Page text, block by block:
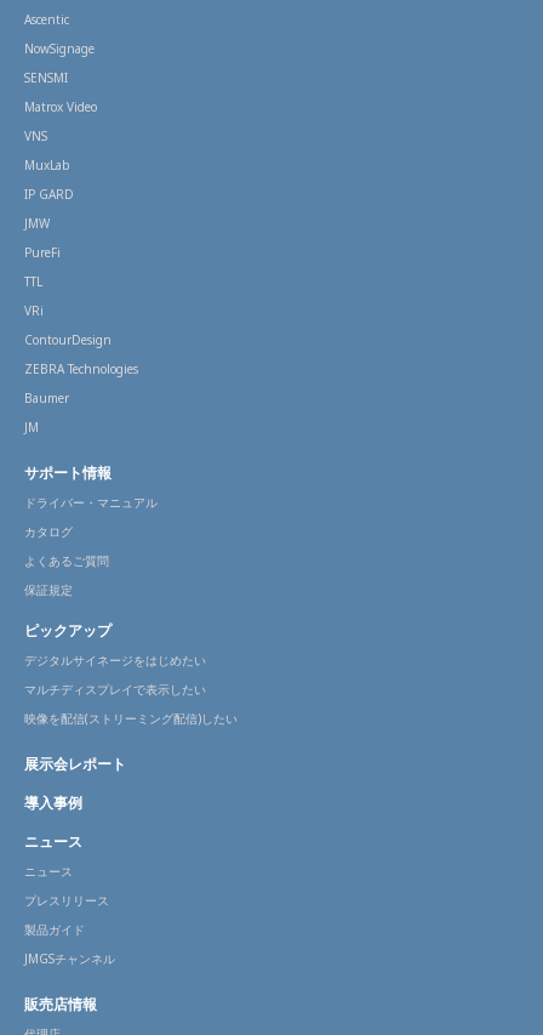
Ascentic
NowSignage
SENSMI
Matrox Video
VNS
MuxLab
IP GARD
JMW
PureFi
TTL
VRi
ContourDesign
ZEBRA Technologies
Baumer
JM
サポート情報
ドライバー・マニュアル
カタログ
よくあるご質問
保証規定
ピックアップ
デジタルサイネージをはじめたい
マルチディスプレイで表示したい
映像を配信(ストリーミング配信)したい
展示会レポート
導入事例
ニュース
ニュース
プレスリリース
製品ガイド
JMGSチャンネル
販売店情報